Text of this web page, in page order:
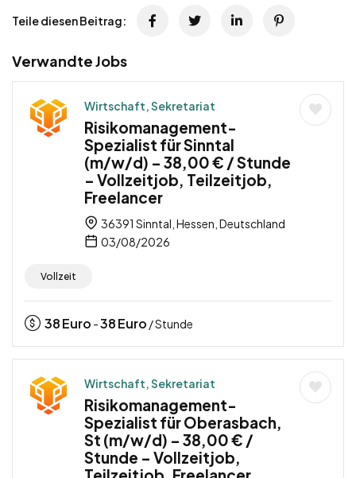
Teile diesen Beitrag:
Verwandte Jobs
Wirtschaft, Sekretariat
Risikomanagement-
Spezialist für Sinntal
(m/w/d) – 38,00 € / Stunde
– Vollzeitjob, Teilzeitjob,
Freelancer
36391 Sinntal, Hessen, Deutschland
03/08/2026
Vollzeit
38Euro -38Euro / Stunde
Wirtschaft, Sekretariat
Risikomanagement-
Spezialist für Oberasbach,
St (m/w/d) – 38,00 € /
Stunde – Vollzeitjob,